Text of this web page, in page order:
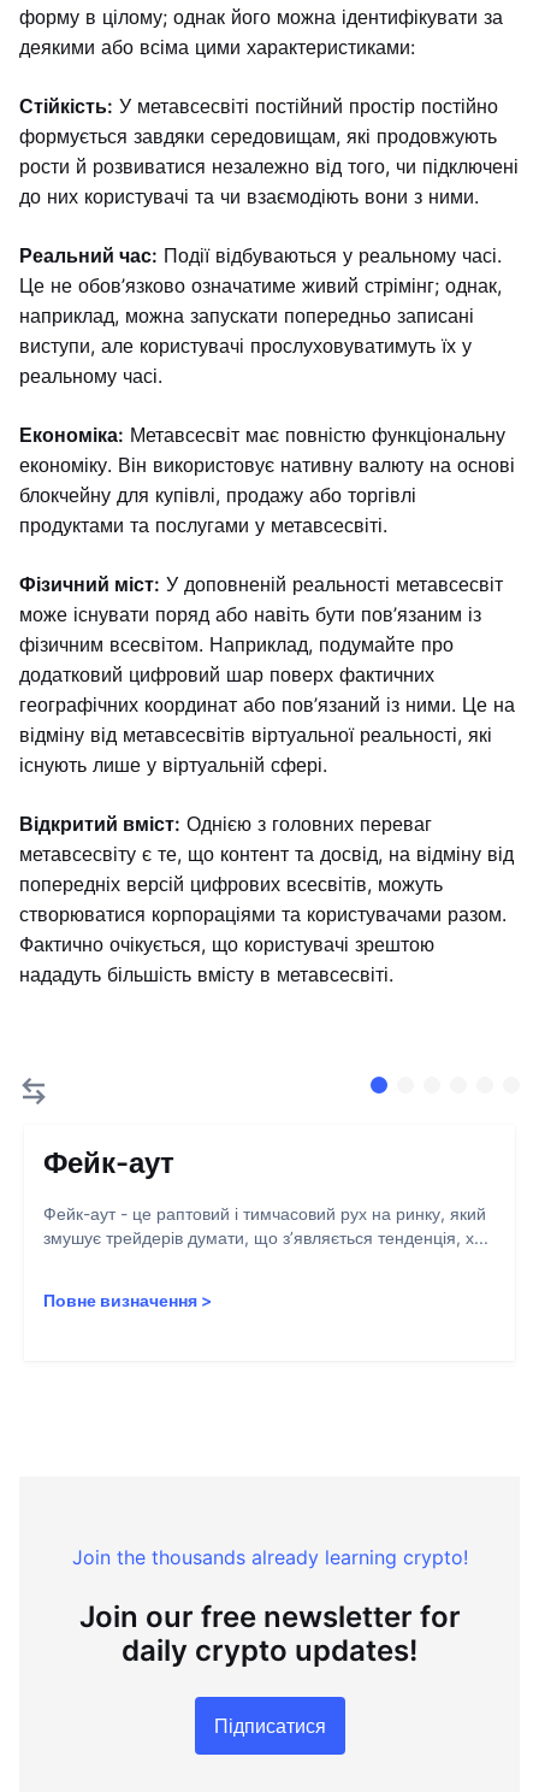
форму в цілому; однак його можна ідентифікувати за
деякими або всіма цими характеристиками:
Стійкість: У метавсесвіті постійний простір постійно
формується завдяки середовищам, які продовжують
рости й розвиватися незалежно від того, чи підключені
до них користувачі та чи взаємодіють вони з ними.
Реальний час: Події відбуваються у реальному часі.
Це не обов’язково означатиме живий стрімінг; однак,
наприклад, можна запускати попередньо записані
виступи, але користувачі прослуховуватимуть їх у
реальному часі.
Економіка: Метавсесвіт має повністю функціональну
економіку. Він використовує нативну валюту на основі
блокчейну для купівлі, продажу або торгівлі
продуктами та послугами у метавсесвіті.
Фізичний міст: У доповненій реальності метавсесвіт
може існувати поряд або навіть бути пов’язаним із
фізичним всесвітом. Наприклад, подумайте про
додатковий цифровий шар поверх фактичних
географічних координат або пов’язаний із ними. Це на
відміну від метавсесвітів віртуальної реальності, які
існують лише у віртуальній сфері.
Відкритий вміст: Однією з головних переваг
метавсесвіту є те, що контент та досвід, на відміну від
попередніх версій цифрових всесвітів, можуть
створюватися корпораціями та користувачами разом.
Фактично очікується, що користувачі зрештою
нададуть більшість вмісту в метавсесвіті.
Фейк-аут
Фейк-аут - це раптовий і тимчасовий рух на ринку, який
змушує трейдерів думати, що з’являється тенденція, х...
Повне визначення >
Join the thousands already learning crypto!
Join our free newsletter for
daily crypto updates!
Підписатися